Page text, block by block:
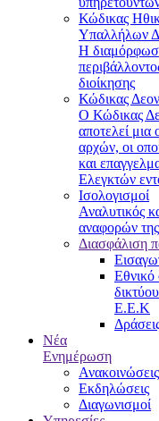
Κώδικας
Υπαλλήλων
Η
διοίκησης
Κώδικας
Ο Κώδικας
αποτελεί
αρχών, οι
και
Ελεγκτών
Ισολογισμοί
Αναλυτικός
αναφορών
Διασφάλιση
Εθνικό
Ε.Ε.Κ
Νέα
Ενημέρωση
Ανακοινώσεις
Εκδηλώσεις
Διαγωνισμοί